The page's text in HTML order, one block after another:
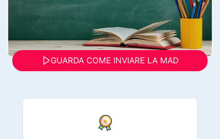
GUARDA COME INVIARE LA MAD